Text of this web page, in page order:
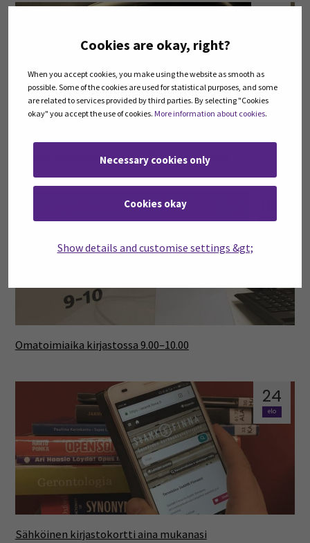
Cookies are okay, right?
When you accept cookies, you make using the website as smooth as
possible. Some of the cookies are used for statistical purposes, and some
are related to services provided by third parties. By selecting "Cookies
okay" you accept the use of cookies. More information about cookies.
Necessary cookies only
Cookies okay
Show details and customise settings &gt;
Muutos asiakaspalvelun puhelinnumeroissa
syys
Omatoimiaika kirjastossa 9.00–10.00
24
elo
Sähköinen kirjastokortti aina mukanasi